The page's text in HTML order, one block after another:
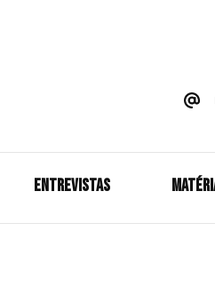
ENTREVISTAS